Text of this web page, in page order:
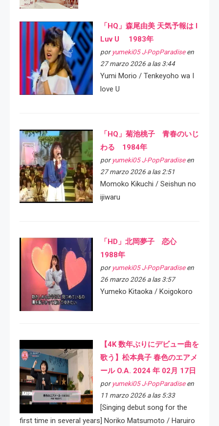
「HQ」森尾由美 天気予報は I
Luv U 1983年
por yumeki05 J-PopParadiseen
27 marzo 2026 a las 3:44
Yumi Morio / Tenkeyoho wa I
love U
「HQ」菊池桃子 青春のいじ
わる 1984年
por yumeki05 J-PopParadiseen
27 marzo 2026 a las 2:51
Momoko Kikuchi / Seishun no
ijiwaru
「HD」北岡夢子 恋心
1988年
por yumeki05 J-PopParadiseen
26 marzo 2026 a las 3:57
Yumeko Kitaoka / Koigokoro
【4K 数年ぶりにデビュー曲を
歌う】松本典子 春色のエアメ
ール O.A. 2024 年 02月 17日
por yumeki05 J-PopParadiseen
11 marzo 2026 a las 5:33
[Singing debut song for the
first time in several years] Noriko Matsumoto / Haruiro